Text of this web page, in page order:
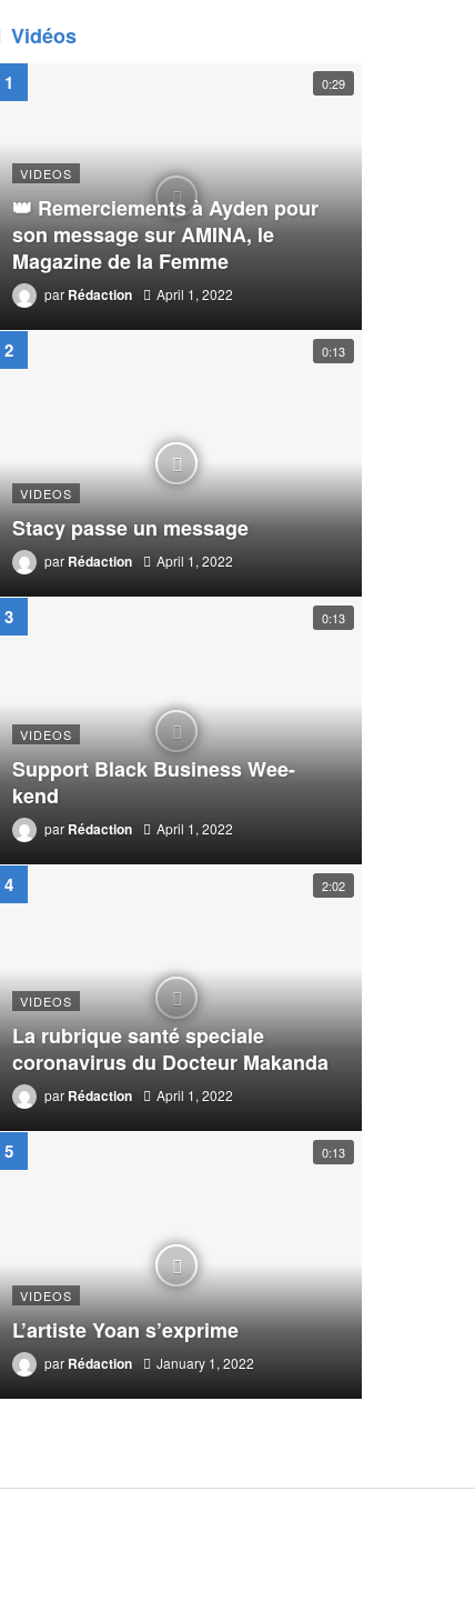
Vidéos
0:29
VIDEOS
👑 Remerciements à Ayden pour
son message sur AMINA, le
Magazine de la Femme
par Rédaction April 1, 2022
0:13
VIDEOS
Stacy passe un message
par Rédaction April 1, 2022
0:13
VIDEOS
Support Black Business Wee-
kend
par Rédaction April 1, 2022
2:02
VIDEOS
La rubrique santé speciale
coronavirus du Docteur Makanda
par Rédaction April 1, 2022
0:13
VIDEOS
L’artiste Yoan s’exprime
par Rédaction January 1, 2022